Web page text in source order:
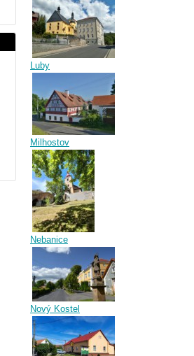
Luby
Milhostov
Nebanice
Nový Kostel